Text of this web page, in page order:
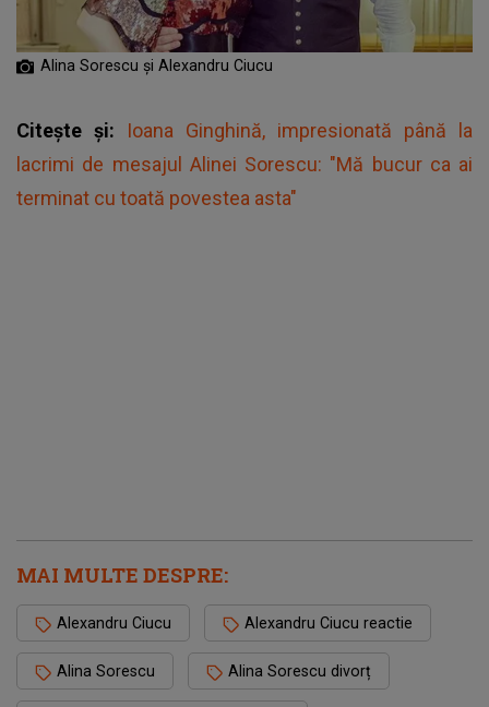
Alina Sorescu și Alexandru Ciucu
Citește și: Ioana Ginghină, impresionată până la
lacrimi de mesajul Alinei Sorescu: "Mă bucur ca ai
terminat cu toată povestea asta"
MAI MULTE DESPRE:
Alexandru Ciucu Alexandru Ciucu reactie
Alina Sorescu Alina Sorescu divorț